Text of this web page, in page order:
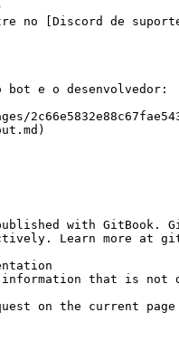
no [Discord de
bot e o desenvolvedor:
with GitBook.
Learn more at
that is not
on the current